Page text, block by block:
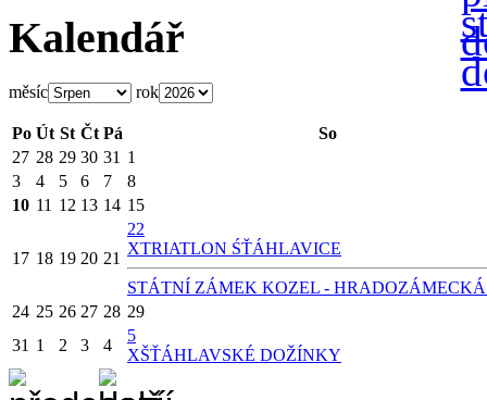
Kalendář
měsíc rok
Po Út St Čt Pá
So
27 28 29 30 31 1
3
4 5 6 7
8
10 11 12 13 14 15
17 18 19 20 21
22
XTRIATLON ŚŤÁHLAVICE
STÁTNÍ ZÁMEK KOZEL -
24 25 26 27 28 29
31 1 2 3 4
5
XŠŤÁHLAVSKÉ DOŽÍNKY